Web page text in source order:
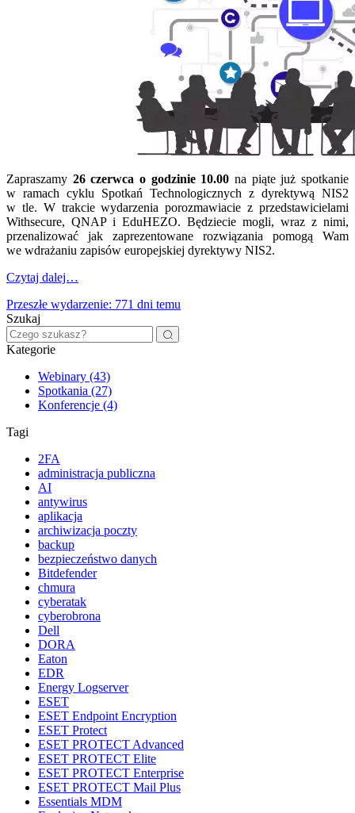
Zapraszamy 26 czerwca o godzinie 10.00 na piąte już spotkanie
w ramach cyklu Spotkań Technologicznych z dyrektywą NIS2
w tle. W trakcie wydarzenia porozmawiacie z przedstawicielami
Withsecure, QNAP i EduHEZO. Będziecie mogli, wraz z nimi,
przenalizować jak zaprezentowane rozwiązania pomogą Wam
we wdrażaniu zapisów europejskiej dyrektywy NIS2.
Czytaj dalej…
Przeszłe wydarzenie: 771 dni temu
Szukaj
Kategorie
Webinary (43)
Spotkania (27)
Konferencje (4)
Tagi
2FA
administracja publiczna
AI
antywirus
aplikacja
archiwizacja poczty
backup
bezpieczeństwo danych
Bitdefender
chmura
cyberatak
cyberobrona
Dell
DORA
Eaton
EDR
Energy Logserver
ESET
ESET Endpoint Encryption
ESET Protect
ESET PROTECT Advanced
ESET PROTECT Elite
ESET PROTECT Enterprise
ESET PROTECT Mail Plus
Essentials MDM